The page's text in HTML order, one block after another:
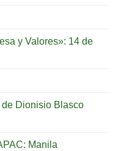
y Valores»: 14 de
Dionisio Blasco
Manila